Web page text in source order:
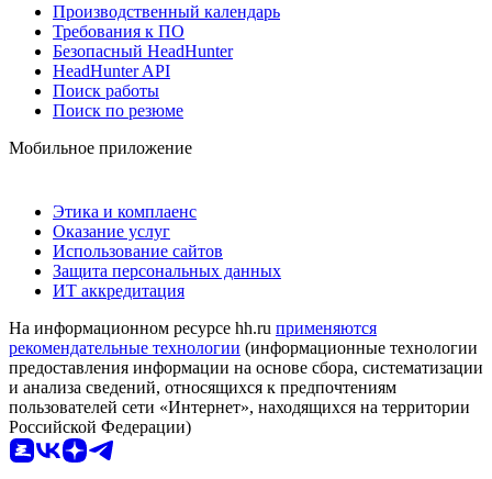
Производственный календарь
Требования к ПО
Безопасный HeadHunter
HeadHunter API
Поиск работы
Поиск по резюме
Мобильное приложение
Этика и комплаенс
Оказание услуг
Использование сайтов
Защита персональных данных
ИТ аккредитация
На информационном ресурсе hh.ru применяются
рекомендательные технологии (информационные технологии
предоставления информации на основе сбора, систематизации
и анализа сведений, относящихся к предпочтениям
пользователей сети «Интернет», находящихся на территории
Российской Федерации)